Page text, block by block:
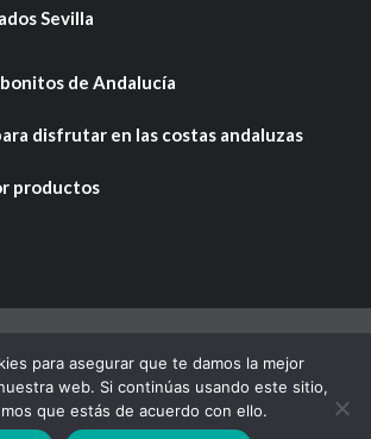
Sevilla
bonitos de Andalucía
disfrutar en las costas andaluzas
productos
los derechos reservados.|CoverNews
por AF themes.
para asegurar que te damos la mejor
web. Si continúas usando este sitio,
que estás de acuerdo con ello.